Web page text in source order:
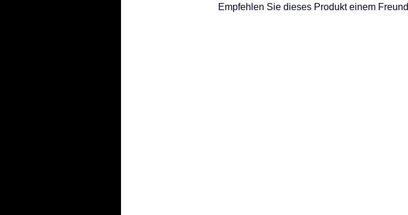
Empfehlen Sie dieses Produkt einem Freund